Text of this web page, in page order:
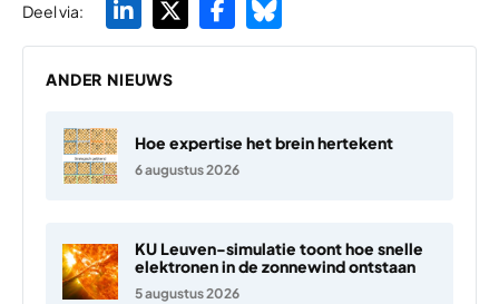
Deel via:
ANDER NIEUWS
Hoe expertise het brein hertekent
6 augustus 2026
KU Leuven-simulatie toont hoe snelle
elektronen in de zonnewind ontstaan
5 augustus 2026